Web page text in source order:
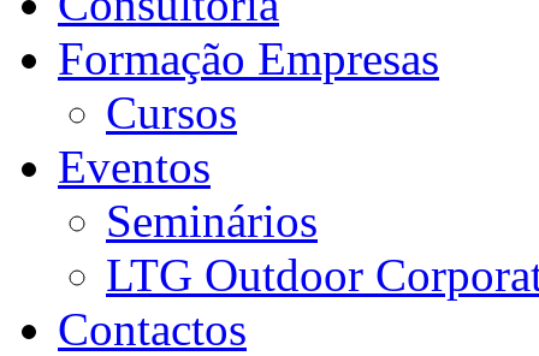
Formação Empresas
Cursos
Eventos
Seminários
LTG Outdoor
Contactos